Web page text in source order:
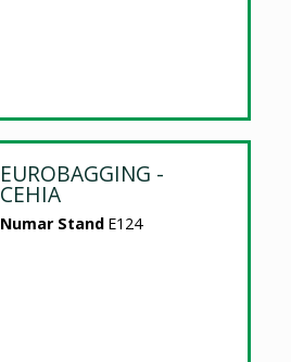
EUROBAGGING -
CEHIA
Numar Stand E124